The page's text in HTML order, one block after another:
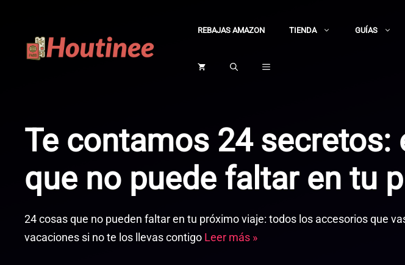
contenido
REBAJAS AMAZON TIENDA GUÍAS
Te contamos 24 secretos:
que no puede faltar en tu
24 cosas que no pueden faltar en tu próximo viaje: todos los accesorios que
vacaciones si no te los llevas contigo Leer más »